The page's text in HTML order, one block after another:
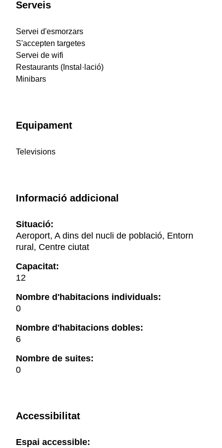
Serveis
Servei d'esmorzars
S'accepten targetes
Servei de wifi
Restaurants (Instal·lació)
Minibars
Equipament
Televisions
Informació addicional
Situació:
Aeroport, A dins del nucli de població, Entorn
rural, Centre ciutat
Capacitat:
12
Nombre d'habitacions individuals:
0
Nombre d'habitacions dobles:
6
Nombre de suites:
0
Accessibilitat
Espai accessible: